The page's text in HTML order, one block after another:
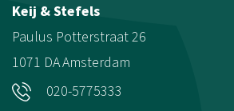
Keij & Stefels
Paulus Potterstraat 26
1071 DAAmsterdam
020-5775333